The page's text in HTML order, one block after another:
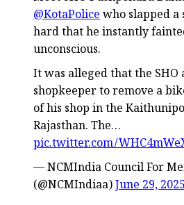
@KotaPolicewho slapped a
hard that he instantly
unconscious.
It was alleged that the SHO
shopkeeper to remove a
of his shop in the
Rajasthan. The…
pic.twitter.com/
— NCMIndia Council For
(@NCMIndiaa)June 29,